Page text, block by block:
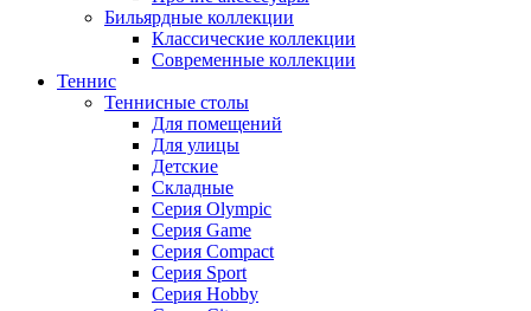
Бильярдные коллекции
Классические коллекции
Современные коллекции
Теннис
Теннисные столы
Для помещений
Для улицы
Детские
Складные
Серия Olympic
Серия Game
Серия Compact
Серия Sport
Серия Hobby